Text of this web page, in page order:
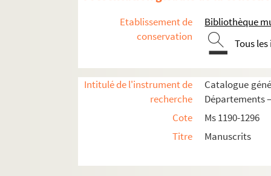
Etablissement de
conservation
Bibliothèque
Tous
Intitulé de l'instrument de
recherche
Catalogue
Départements
Cote
Ms 1190-1296
Titre
Manuscrits
Ms 1296-5. Testaments provenant
Ms 1296-6. Testaments provenant
Ms 1296-7. Testaments provenant
Ms 1296-8. Testaments provenant
Ms 1296-9. Testaments provenant
Ms 1296-10. Testaments provenant
Ms 1296-11. Testaments provenant